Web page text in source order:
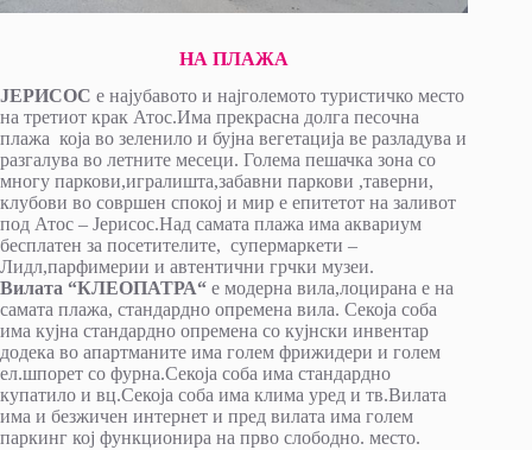
НА ПЛАЖА
ЈЕРИСОС е најубавото и најголемото туристичко место
на третиот крак Атос.Има прекрасна долга песочна
плажа која во зеленило и бујна вегетација ве разладува и
разгалува во летните месеци. Голема пешачка зона со
многу паркови,игралишта,забавни паркови ,таверни,
клубови во совршен спокој и мир е епитетот на заливот
под Атос – Јерисос.Над самата плажа има аквариум
бесплатен за посетителите, супермаркети –
Лидл,парфимерии и автентични грчки музеи.
Вилата “КЛЕОПАТРА“ е модерна вила,лоцирана е на
самата плажа, стандардно опремена вила. Секоја соба
има кујна стандардно опремена со кујнски инвентар
додека во апартманите има голем фрижидери и голем
ел.шпорет со фурна.Секоја соба има стандардно
купатило и вц.Секоја соба има клима уред и тв.Вилата
има и безжичен интернет и пред вилата има голем
паркинг кој функционира на прво слободно. место.